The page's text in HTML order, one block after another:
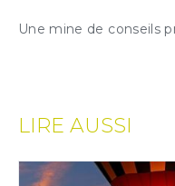
Une mine de conseils
LIRE AUSSI